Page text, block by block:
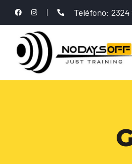
Teléfono: 2324